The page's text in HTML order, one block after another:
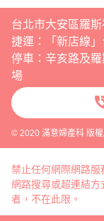
台北市大安區羅
捷運：「新店線
停車：辛亥路及
場
© 2020 滿意婦產科 版
禁止任何網際網路服
網路搜尋或超連結方
者，不在此限。